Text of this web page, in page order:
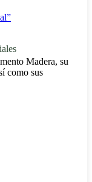
Madera, su
como sus